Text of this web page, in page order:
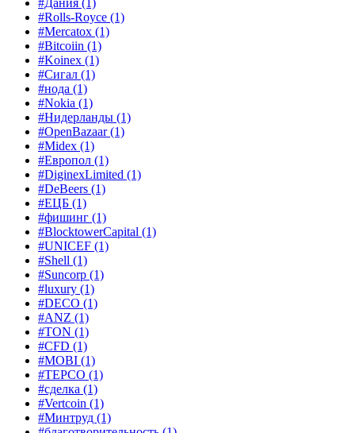
#Дания (1)
#Rolls-Royce (1)
#Mercatox (1)
#Bitcoiin (1)
#Koinex (1)
#Сигал (1)
#нода (1)
#Nokia (1)
#Нидерланды (1)
#OpenBazaar(1)
#Midex (1)
#Европол (1)
#DiginexLimited (1)
#DeBeers (1)
#ЕЦБ (1)
#фишинг (1)
#BlocktowerCapital (1)
#UNICEF (1)
#Shell (1)
#Suncorp (1)
#luxury (1)
#DECO (1)
#ANZ (1)
#TON (1)
#CFD (1)
#MOBI (1)
#TEPCO (1)
#сделка (1)
#Vertcoin (1)
#Минтруд (1)